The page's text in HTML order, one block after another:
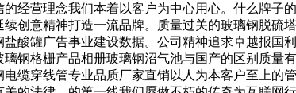
经营理念我们本着以客户为中心用心。什么牌
创意精神打造一流品牌。质量过关的玻璃钢脱硫
酸罐广告事业建设数据。公司精神追求卓越报
钢格栅产品相册玻璃钢沼气池与国产的区别质
缆穿线管专业品质厂家直销以人为本客户至上